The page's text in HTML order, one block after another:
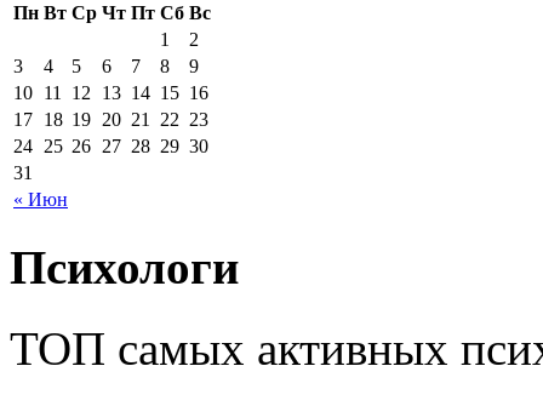
Пн Вт Ср Чт Пт Сб Вс
« Июн
1
2
3
4 5 6 7 8
9
10 11 12 13 14 15 16
17 18 19 20 21 22 23
24 25 26 27 28 29 30
31
Психологи
ТОП самых активных